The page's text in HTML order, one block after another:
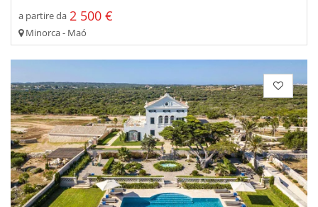
a partire da 2 500 €
Minorca - Maó